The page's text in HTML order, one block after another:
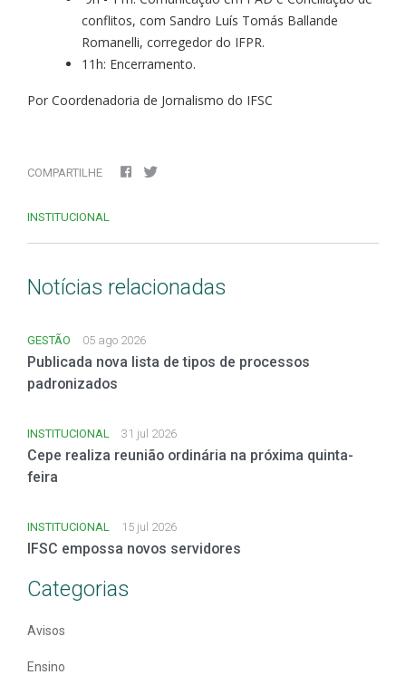
conflitos, com Sandro Luís Tomás Ballande
Romanelli, corregedor do IFPR.
11h: Encerramento.
Por Coordenadoria de Jornalismo do IFSC
COMPARTILHE
INSTITUCIONAL
Notícias relacionadas
GESTÃO 05 ago 2026
Publicada nova lista de tipos de processos
padronizados
INSTITUCIONAL 31 jul 2026
Cepe realiza reunião ordinária na próxima quinta-
feira
INSTITUCIONAL 15 jul 2026
IFSC empossa novos servidores
Categorias
Avisos
Ensino